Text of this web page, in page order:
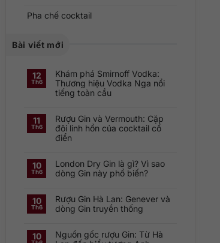
Pha chế cocktail
Bài viết mới
12
Th6
Khám phá Smirnoff Vodka:
Thương hiệu Vodka Nga nổi
tiếng toàn cầu
bình
luận
ở
Khám
phá
Thương
hiệu
Vodka
tiếng
toàn
cầu
11
Th6
Rượu Gin và Vermouth: Cặp
đôi linh hồn của cocktail cổ
điển
bình
luận
ở
Vermouth:
Cặp
của
cocktail
10
Th6
London Dry Gin là gì? Vì sao
dòng Gin này phổ biến?
bình
luận
ở
là
10
Th6
Rượu Gin Hà Lan: Genever và
dòng Gin truyền thống
bình
luận
10
Nguồn gốc rượu Gin: Từ Hà